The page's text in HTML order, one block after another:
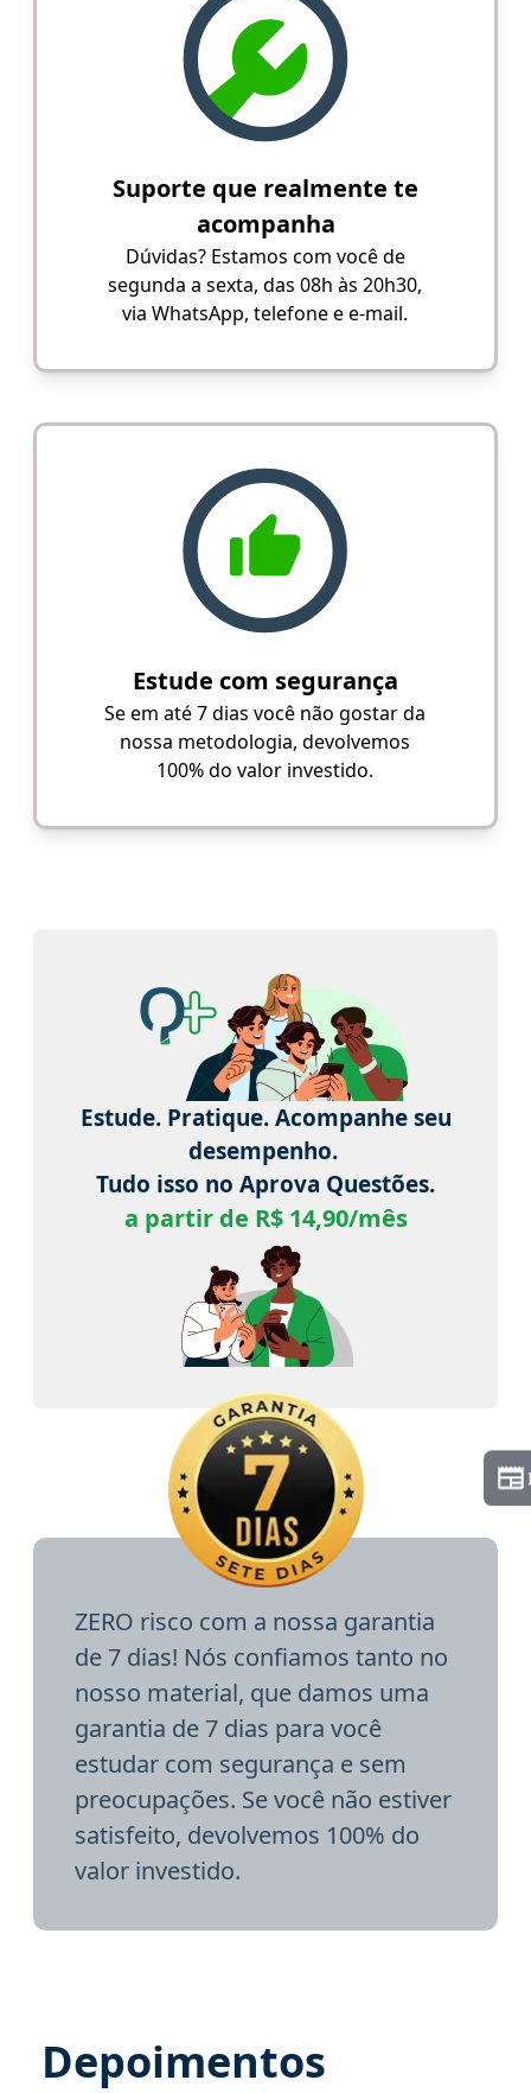
Suporte que realmente te
acompanha
Dúvidas? Estamos com você de
segunda a sexta, das 08h às 20h30,
via WhatsApp, telefone e e-mail.
Estude com segurança
Se em até 7 dias você não gostar da
nossa metodologia, devolvemos
100% do valor investido.
Estude. Pratique. Acompanhe seu
desempenho.
Tudo isso no Aprova Questões.
a partir de R$ 14,90/mês
ZERO risco com a nossa garantia
de 7 dias! Nós confiamos tanto no
nosso material, que damos uma
garantia de 7 dias para você
estudar com segurança e sem
preocupações. Se você não estiver
satisfeito, devolvemos 100% do
valor investido.
Depoimentos